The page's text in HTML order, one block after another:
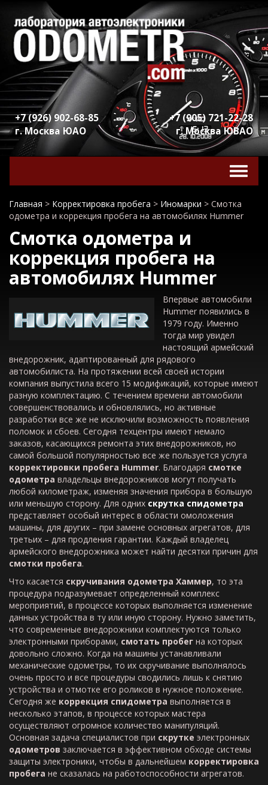
+7 (926) 902-68-85
г. Москва ЮАО
+7 (905) 721-22-28
г. Москва ЮВАО
Главная > Корректировка пробега > Иномарки > Смотка
одометра и коррекция пробега на автомобилях Hummer
Смотка одометра и
коррекция пробега на
автомобилях Hummer
Впервые автомобили
Hummer появились в
1979 году. Именно
тогда мир увидел
настоящий армейский
внедорожник, адаптированный для рядового
автомобилиста. На протяжении всей своей истории
компания выпустила всего 15 модификаций, которые имеют
разную комплектацию. С течением времени автомобили
совершенствовались и обновлялись, но активные
разработки все же не исключили возможность появления
поломок и сбоев. Сегодня техцентры имеют немало
заказов, касающихся ремонта этих внедорожников, но
самой большой популярностью все же пользуется услуга
корректировки пробега Hummer. Благодаря смотке
одометра владельцы внедорожников могут получать
любой километраж, изменяя значения прибора в большую
или меньшую сторону. Для одних скрутка спидометра
представляет особый интерес в области омоложения
машины, для других – при замене основных агрегатов, для
третьих – для продления гарантии. Каждый владелец
армейского внедорожника может найти десятки причин для
смотки пробега.
Что касается скручивания одометра Хаммер, то эта
процедура подразумевает определенный комплекс
мероприятий, в процессе которых выполняется изменение
данных устройства в ту или иную сторону. Нужно заметить,
что современные внедорожники комплектуются только
электронными приборами, смотать пробег на которых
довольно сложно. Когда на машины устанавливали
механические одометры, то их скручивание выполнялось
очень просто и все процедуры сводились лишь к снятию
устройства и отмотке его роликов в нужное положение.
Сегодня же коррекция спидометра выполняется в
несколько этапов, в процессе которых мастера
осуществляют огромное количество манипуляций.
Основная задача специалистов при скрутке электронных
одометров заключается в эффективном обходе системы
защиты электроники, чтобы в дальнейшем корректировка
пробега не сказалась на работоспособности агрегатов.